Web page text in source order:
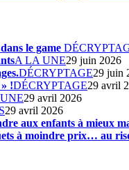
le game
A LA UNE29 juin 2026
DÉCRYPTAGE29 juin
!DÉCRYPTAGE29 avril
29 avril 2026
29 avril 2026
aux enfants à mieux
à moindre prix… au